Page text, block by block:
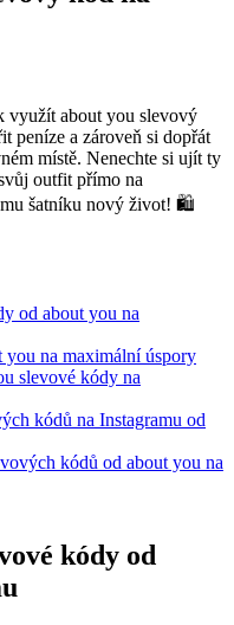
využít about you slevový
peníze a zároveň si dopřát
místě. Nenechte si ujít ty
outfit přímo na
šatníku nový život! 🛍️
od about you na
na maximální úspory
slevové kódy na
kódů na Instagramu od
kódů od about you na
kódy od